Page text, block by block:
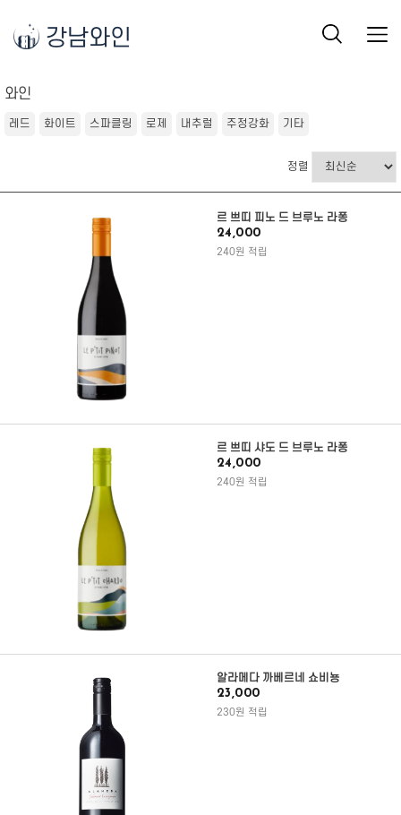
강남와인
와인
레드 화이트 스파클링 로제 내추럴 주정강화 기타
정렬
르 쁘띠 피노 드 브루노 라퐁
24,000
240원 적립
르 쁘띠 샤도 드 브루노 라퐁
24,000
240원 적립
알라메다 까베르네 쇼비뇽
23,000
230원 적립